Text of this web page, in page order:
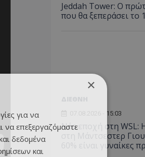
Jeddah Tower: Ο
που θα ξεπεράσει το
07.08.2026 - 15:03
Νέα εποχή στη WSL:
στη Μάντσεστερ
60% είναι γυναίκες
×
για να
να επεξεργαζόμαστε
δεδομένα
και